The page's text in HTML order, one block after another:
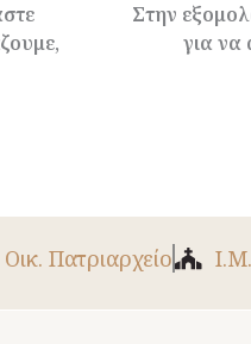
Στην
για να
Οικ. Πατριαρχείο